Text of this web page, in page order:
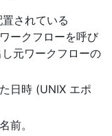
されている
ークフローを呼び
元ワークフローの
日時 (UNIX エポ
前。